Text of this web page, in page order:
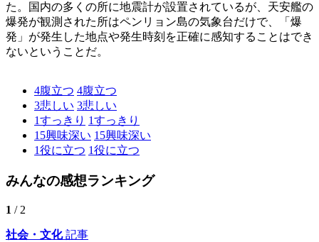
た。国内の多くの所に地震計が設置されているが、天安艦の
爆発が観測された所はペンリョン島の気象台だけで、「爆
発」が発生した地点や発生時刻を正確に感知することはでき
ないということだ。
4腹立つ 4腹立つ
3悲しい 3悲しい
1すっきり 1すっきり
15興味深い 15興味深い
1役に立つ 1役に立つ
みんなの感想ランキング
1 / 2
社会・文化記事